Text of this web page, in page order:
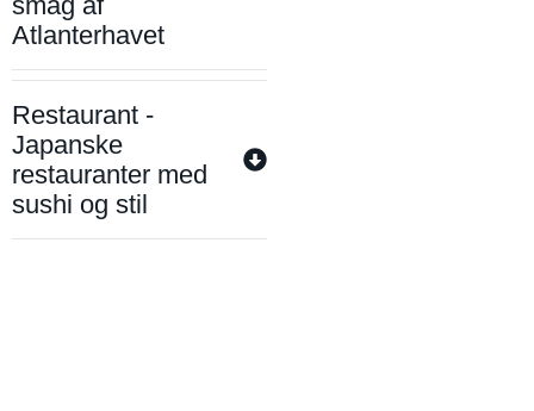
Atlanterhavet
Restaurant -
Japanske
restauranter med
sushi og stil